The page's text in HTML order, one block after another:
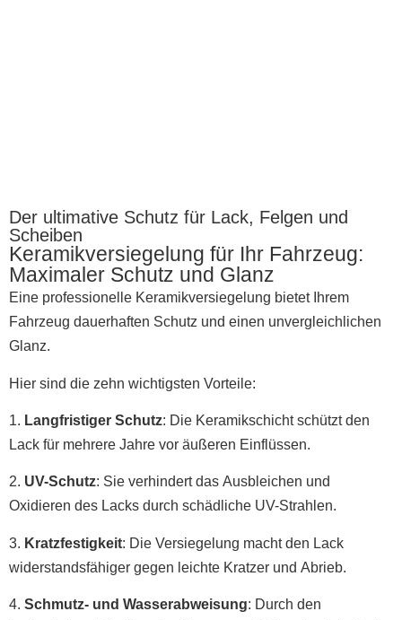
Der ultimative Schutz für Lack, Felgen und
Scheiben
Keramikversiegelung für Ihr Fahrzeug:
Maximaler Schutz und Glanz
Eine professionelle Keramikversiegelung bietet Ihrem
Fahrzeug dauerhaften Schutz und einen unvergleichlichen
Glanz.
Hier sind die zehn wichtigsten Vorteile:
1. Langfristiger Schutz: Die Keramikschicht schützt den
Lack für mehrere Jahre vor äußeren Einflüssen.
2. UV-Schutz: Sie verhindert das Ausbleichen und
Oxidieren des Lacks durch schädliche UV-Strahlen.
3. Kratzfestigkeit: Die Versiegelung macht den Lack
widerstandsfähiger gegen leichte Kratzer und Abrieb.
4. Schmutz- und Wasserabweisung: Durch den